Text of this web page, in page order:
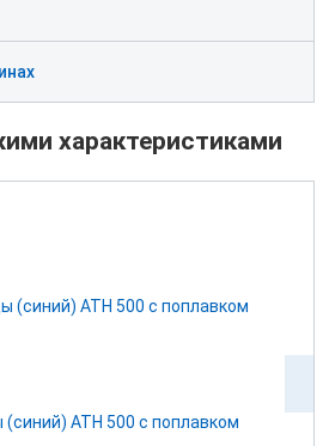
характеристиками
Бак для воды (синий) ATH 500 с поплавком